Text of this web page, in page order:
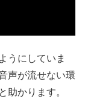
うにしていま
声が流せない環
かります。